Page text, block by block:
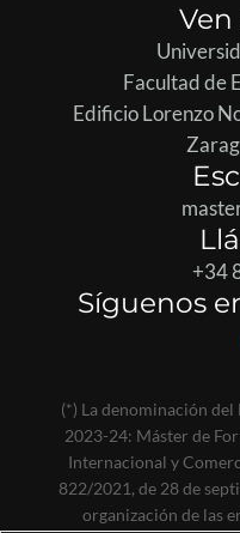
Ven
Facultad de
Edificio Lorenzo
+34
Síguenos
(*) La denominación del
2023-24: Máster de
Internacional y
822/2021, de 28 de
organización de las